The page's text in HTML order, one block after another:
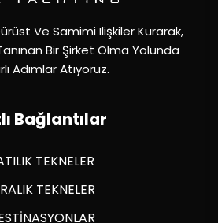
Ve Samimi Ilişkiler Kurarak,
Bir Şirket Olma Yolunda
Adımlar Atıyoruz.
Bağlantılar
TEKNELER
TEKNELER